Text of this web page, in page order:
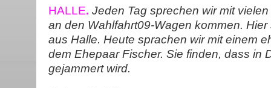
HALLE. Jeden Tag sprechen wir mit
an den Wahlfahrt09-Wagen kommen.
aus Halle. Heute sprachen wir mit einem
dem Ehepaar Fischer. Sie finden, dass in
gejammert wird.